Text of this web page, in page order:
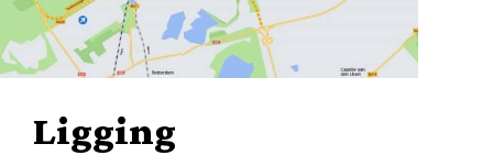
Ligging